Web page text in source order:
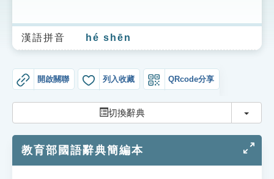
生字詞彙表
成語故事
索引選單
單字索引
漢語拼音 hé shēn
開啟關聯 列入收藏 QRcode分享
切換辭典 切換
教育部國語辭典簡編本